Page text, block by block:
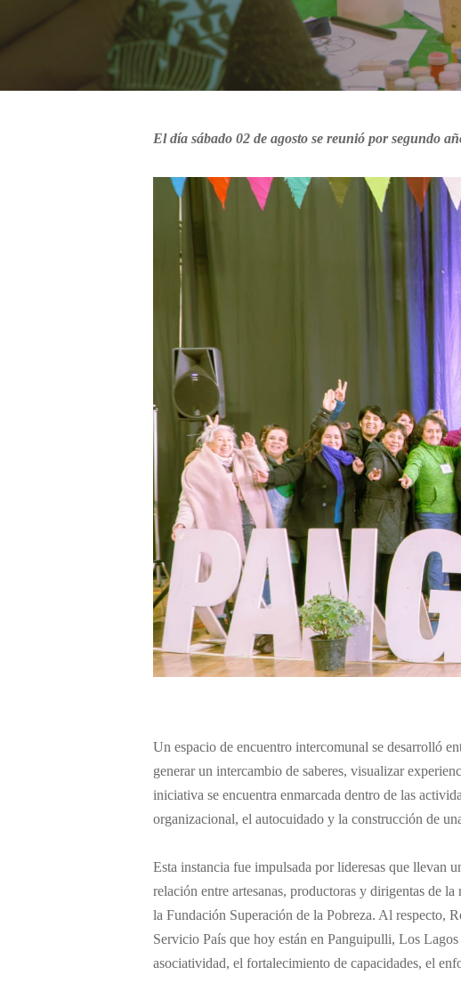
El día sábado 02 de agosto se reunió por segundo
Un espacio de encuentro intercomunal se desarrolló
generar un intercambio de saberes, visualizar
iniciativa se encuentra enmarcada dentro de las
organizacional, el autocuidado y la construcción de
Esta instancia fue impulsada por lideresas que llevan
relación entre artesanas, productoras y dirigentas de
la Fundación Superación de la Pobreza. Al respecto,
Servicio País que hoy están en Panguipulli, Los
asociatividad, el fortalecimiento de capacidades, el